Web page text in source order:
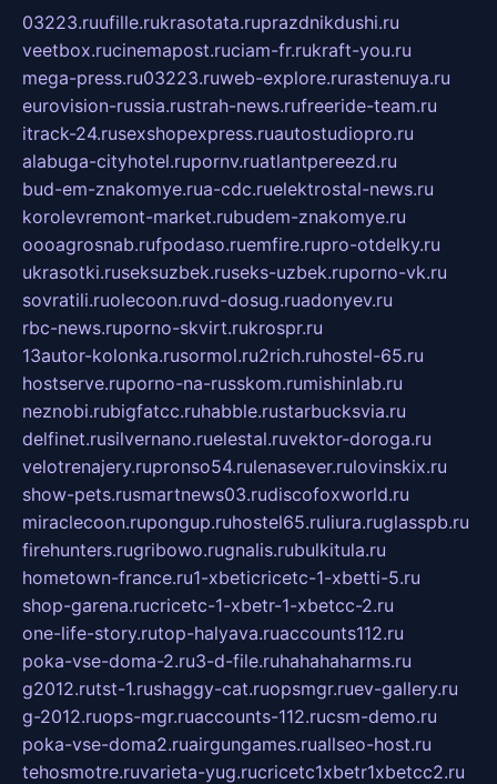
03223.ruufille.rukrasotata.ruprazdnikdushi.ru
veetbox.rucinemapost.ruciam-fr.rukraft-you.ru
mega-press.ru03223.ruweb-explore.rurastenuya.ru
eurovision-russia.rustrah-news.rufreeride-team.ru
itrack-24.rusexshopexpress.ruautostudiopro.ru
alabuga-cityhotel.rupornv.ruatlantpereezd.ru
bud-em-znakomye.rua-cdc.ruelektrostal-news.ru
korolevremont-market.rubudem-znakomye.ru
oooagrosnab.rufpodaso.ruemfire.rupro-otdelky.ru
ukrasotki.ruseksuzbek.ruseks-uzbek.ruporno-vk.ru
sovratili.ruolecoon.ruvd-dosug.ruadonyev.ru
rbc-news.ruporno-skvirt.rukrospr.ru
13autor-kolonka.rusormol.ru2rich.ruhostel-65.ru
hostserve.ruporno-na-russkom.rumishinlab.ru
neznobi.rubigfatcc.ruhabble.rustarbucksvia.ru
delfinet.rusilvernano.ruelestal.ruvektor-doroga.ru
velotrenajery.rupronso54.rulenasever.rulovinskix.ru
show-pets.rusmartnews03.rudiscofoxworld.ru
miraclecoon.rupongup.ruhostel65.ruliura.ruglasspb.ru
firehunters.rugribowo.rugnalis.rubulkitula.ru
hometown-france.ru1-xbeticricetc-1-xbetti-5.ru
shop-garena.rucricetc-1-xbetr-1-xbetcc-2.ru
one-life-story.rutop-halyava.ruaccounts112.ru
poka-vse-doma-2.ru3-d-file.ruhahahaharms.ru
g2012.rutst-1.rushaggy-cat.ruopsmgr.ruev-gallery.ru
g-2012.ruops-mgr.ruaccounts-112.rucsm-demo.ru
poka-vse-doma2.ruairgungames.ruallseo-host.ru
tehosmotre.ruvarieta-yug.rucricetc1xbetr1xbetcc2.ru